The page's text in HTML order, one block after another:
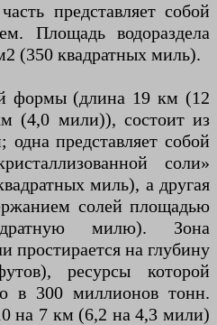
представляет собой
Площадь водораздела
(350 квадратных миль).
формы (длина 19 км (12
(4,0 мили)), состоит из
одна представляет собой
соли»
миль), а другая
солей площадью
милю). Зона
простирается на глубину
ресурсы которой
в 300 миллионов тонн.
на 7 км (6,2 на 4,3 мили)